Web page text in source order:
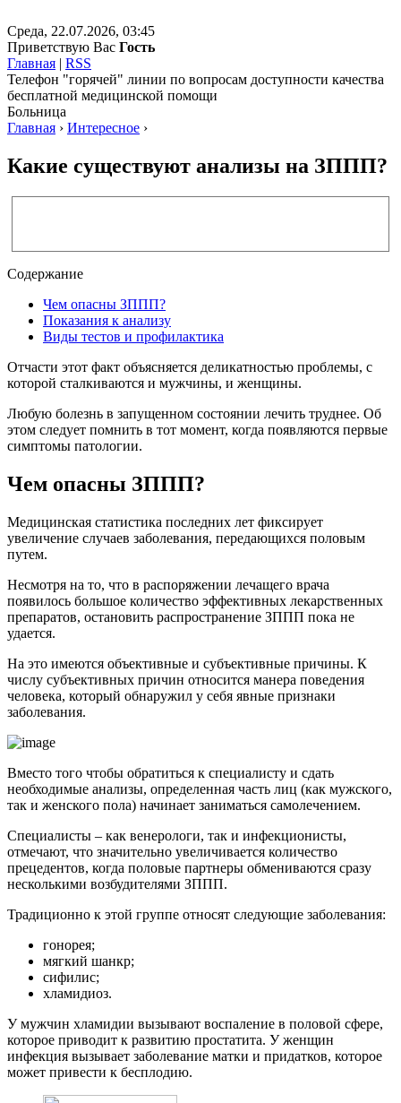
Среда, 22.07.2026, 03:45
Приветствую Вас Гость
Главная | RSS
Телефон "горячей" линии по вопросам доступности качества
бесплатной медицинской помощи
Больница
Главная › Интересное ›
Какие существуют анализы на ЗППП?
Содержание
Чем опасны ЗППП?
Показания к анализу
Виды тестов и профилактика
Отчасти этот факт объясняется деликатностью проблемы, с
которой сталкиваются и мужчины, и женщины.
Любую болезнь в запущенном состоянии лечить труднее. Об
этом следует помнить в тот момент, когда появляются первые
симптомы патологии.
Чем опасны ЗППП?
Медицинская статистика последних лет фиксирует
увеличение случаев заболевания, передающихся половым
путем.
Несмотря на то, что в распоряжении лечащего врача
появилось большое количество эффективных лекарственных
препаратов, остановить распространение ЗППП пока не
удается.
На это имеются объективные и субъективные причины. К
числу субъективных причин относится манера поведения
человека, который обнаружил у себя явные признаки
заболевания.
Вместо того чтобы обратиться к специалисту и сдать
необходимые анализы, определенная часть лиц (как мужского,
так и женского пола) начинает заниматься самолечением.
Специалисты – как венерологи, так и инфекционисты,
отмечают, что значительно увеличивается количество
прецедентов, когда половые партнеры обмениваются сразу
несколькими возбудителями ЗППП.
Традиционно к этой группе относят следующие заболевания:
гонорея;
мягкий шанкр;
сифилис;
хламидиоз.
У мужчин хламидии вызывают воспаление в половой сфере,
которое приводит к развитию простатита. У женщин
инфекция вызывает заболевание матки и придатков, которое
может привести к бесплодию.